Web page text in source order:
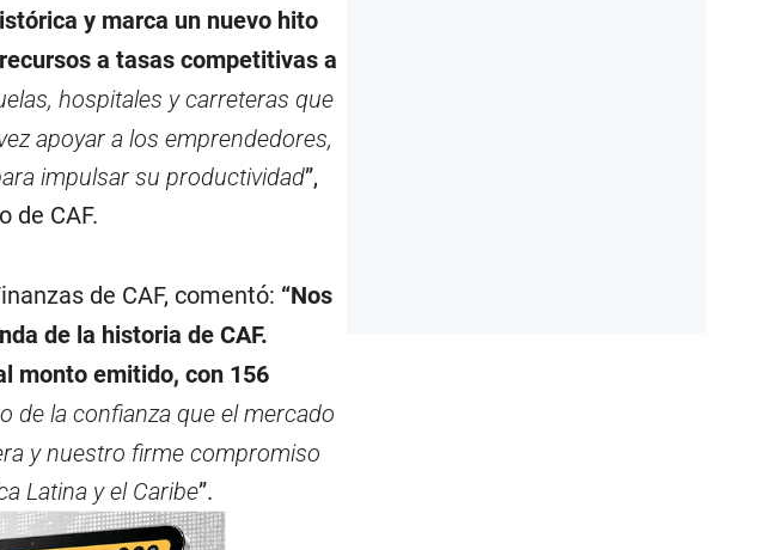
y marca un nuevo hito
a tasas competitivas a
hospitales y carreteras que
apoyar a los emprendedores,
impulsar su productividad”,
de CAF.
de CAF, comentó: “Nos
de la historia de CAF.
monto emitido, con 156
de la confianza que el mercado
y nuestro firme compromiso
Latina y el Caribe”.